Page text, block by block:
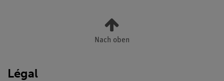
Nach oben
Légal